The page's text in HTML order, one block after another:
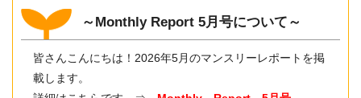
～Monthly Report 5月号について～
皆さんこんにちは！2026年5月のマンスリーレポートを掲
載します。